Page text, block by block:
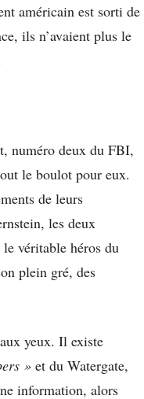
américain est sorti de
ils n’avaient plus le
numéro deux du FBI,
le boulot pour eux.
de leurs
les deux
véritable héros du
plein gré, des
yeux. Il existe
» et du Watergate,
information, alors